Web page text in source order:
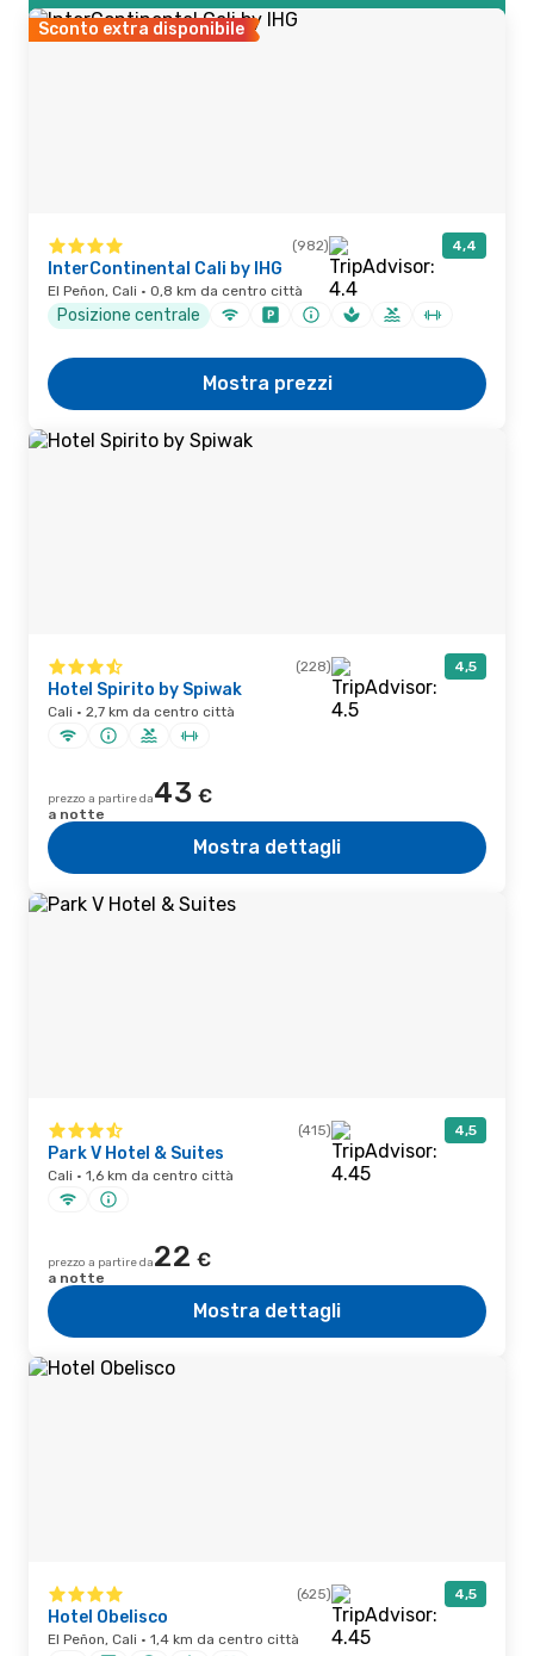
Sconto extra disponibile
(982) 4,4
InterContinental Cali by IHG
El Peñon, Cali · 0,8 km da centro città
Posizione centrale
Mostra prezzi
(228) 4,5
Hotel Spirito by Spiwak
Cali · 2,7 km da centro città
prezzo a partire da43 €
a notte
Mostra dettagli
(415) 4,5
Park V Hotel & Suites
Cali · 1,6 km da centro città
prezzo a partire da22 €
a notte
Mostra dettagli
(625) 4,5
Hotel Obelisco
El Peñon, Cali · 1,4 km da centro città